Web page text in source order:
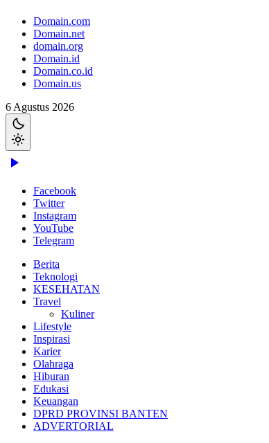
Domain.com
Domain.net
domain.org
Domain.id
Domain.co.id
Domain.us
6 Agustus 2026
Facebook
Twitter
Instagram
YouTube
Telegram
Berita
Teknologi
KESEHATAN
Travel
Kuliner
Lifestyle
Inspirasi
Karier
Olahraga
Hiburan
Edukasi
Keuangan
DPRD PROVINSI BANTEN
ADVERTORIAL